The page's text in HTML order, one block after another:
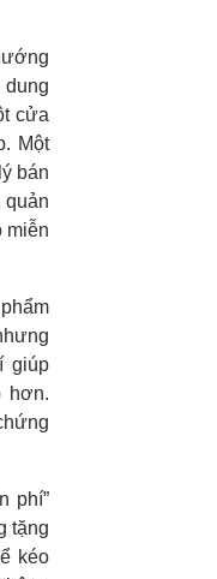
cửa
Một
bán
quản
miễn
giúp
hơn.
phí”
tặng
kéo